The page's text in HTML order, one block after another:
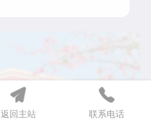
返回主站 联系电话